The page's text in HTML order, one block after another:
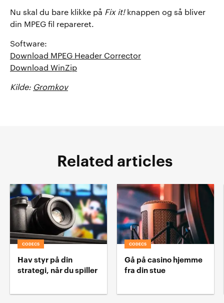
Nu skal du bare klikke på Fix it!knappen og så bliver
din MPEG fil repareret.
Software:
Download MPEG Header Corrector
Download WinZip
Kilde: Gromkov
Related articles
CODECS
Hav styr på din
strategi, når du spiller
CODECS
Gå på casino hjemme
fra din stue